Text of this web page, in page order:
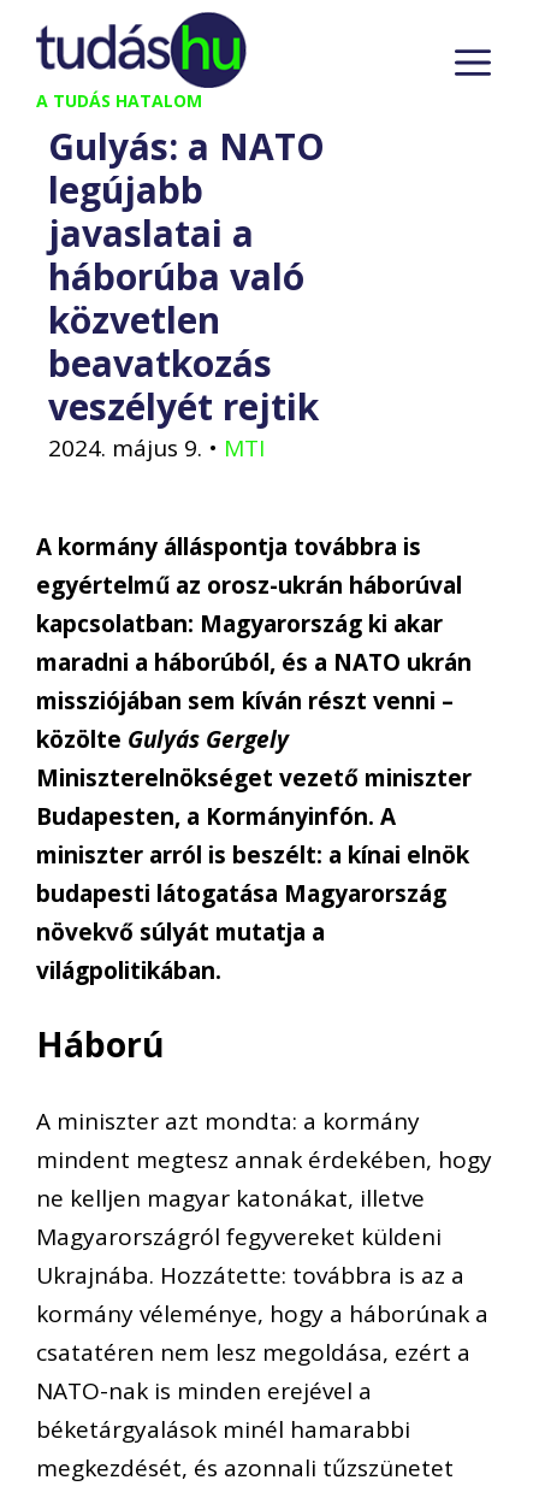
Kilépés
tartalomba
A TUDÁS HATALOM
Gulyás: a NATO
legújabb
javaslatai a
háborúba való
közvetlen
beavatkozás
veszélyét rejtik
2024. május 9. • MTI
A kormány álláspontja továbbra is
egyértelmű az orosz-ukrán háborúval
kapcsolatban: Magyarország ki akar
maradni a háborúból, és a NATO ukrán
missziójában sem kíván részt venni –
közölte Gulyás Gergely
Miniszterelnökséget vezető miniszter
Budapesten, a Kormányinfón. A
miniszter arról is beszélt: a kínai elnök
budapesti látogatása Magyarország
növekvő súlyát mutatja a
világpolitikában.
Háború
A miniszter azt mondta: a kormány
mindent megtesz annak érdekében, hogy
ne kelljen magyar katonákat, illetve
Magyarországról fegyvereket küldeni
Ukrajnába. Hozzátette: továbbra is az a
kormány véleménye, hogy a háborúnak a
csatatéren nem lesz megoldása, ezért a
NATO-nak is minden erejével a
béketárgyalások minél hamarabbi
megkezdését, és azonnali tűzszünetet